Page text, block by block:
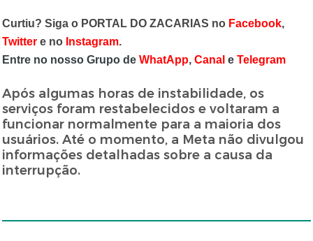
Curtiu? Siga o PORTAL DO ZACARIAS no Facebook,
Twitter e no Instagram.
Entre no nosso Grupo deWhatApp,Canal eTelegram
Após algumas horas de instabilidade, os
serviços foram restabelecidos e voltaram a
funcionar normalmente para a maioria dos
usuários. Até o momento, a Meta não divulgou
informações detalhadas sobre a causa da
interrupção.